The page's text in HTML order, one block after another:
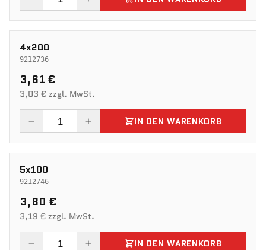
4x200
9212736
3,61 €
3,03 € zzgl. MwSt.
IN DEN WARENKORB
5x100
9212746
3,80 €
3,19 € zzgl. MwSt.
IN DEN WARENKORB